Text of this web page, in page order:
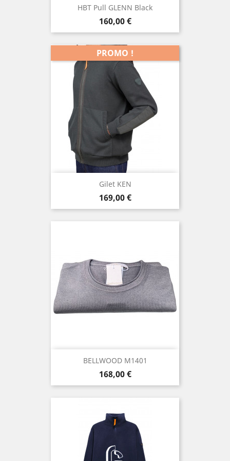
HBT Pull GLENN Black
Prix
160,00 €
Gilet KEN
Prix
169,00 €
PROMO !
BELLWOOD M1401
Prix
168,00 €